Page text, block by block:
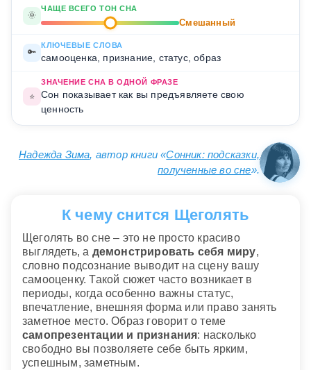
🌞
ЧАЩЕ ВСЕГО ТОН СНА
Смешанный
🔑
КЛЮЧЕВЫЕ СЛОВА
самооценка, признание, статус, образ
⭐
ЗНАЧЕНИЕ СНА В ОДНОЙ ФРАЗЕ
Сон показывает как вы предъявляете свою
ценность
Надежда Зима, автор книги «Сонник: подсказки,
полученные во сне».
К чему снится Щеголять
Щеголять во сне – это не просто красиво
выглядеть, а демонстрировать себя миру,
словно подсознание выводит на сцену вашу
самооценку. Такой сюжет часто возникает в
периоды, когда особенно важны статус,
впечатление, внешняя форма или право занять
заметное место. Образ говорит о теме
самопрезентации и признания: насколько
свободно вы позволяете себе быть ярким,
успешным, заметным.